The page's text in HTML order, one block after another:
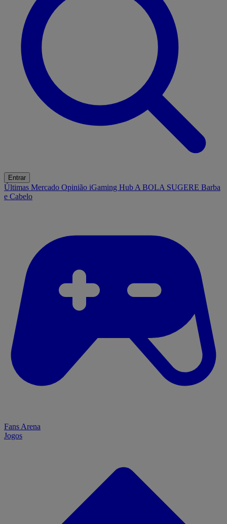
Entrar
Últimas Mercado Opinião iGaming Hub A BOLA SUGERE Barba
e Cabelo
Fans Arena
Jogos